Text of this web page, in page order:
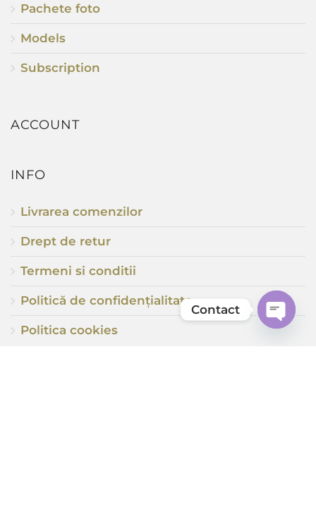
Pachete foto
Models
Subscription
ACCOUNT
INFO
Livrarea comenzilor
Drept de retur
Termeni si conditii
Politică de confidențialitate
Politica cookies
Contact
Open